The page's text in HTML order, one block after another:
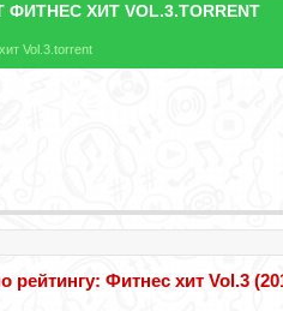
ФИТНЕС ХИТ VOL.3.TORRENT
Vol.3.torrent
Фитнес хит Vol.3